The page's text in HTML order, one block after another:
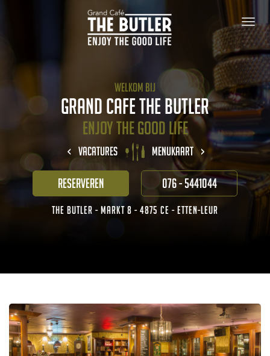
Welkom bij
Grand Cafe The Butler
Enjoy The Good Life
< Vacatures Menukaart>
Reserveren 076 - 5441044
The Butler - Markt 8 - 4875 CE - Etten-Leur